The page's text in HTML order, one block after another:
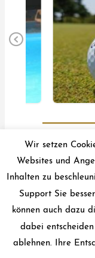
Development by
Copyright ©
Wir setzen
Websites und
Inhalten zu
Support Sie
können auch dazu
dabei
ablehnen. Ihre